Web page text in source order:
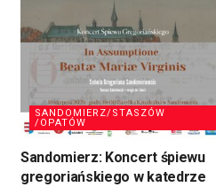
SANDOMIERZ/STASZÓW
/OPATÓW
Sandomierz: Koncert śpiewu
gregoriańskiego w katedrze